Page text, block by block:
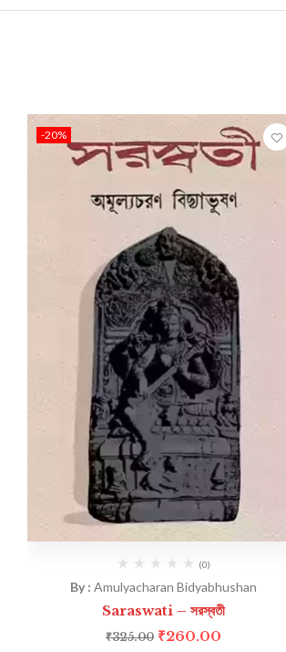
-20%
(0)
By : Amulyacharan Bidyabhushan
Saraswati – সরস্বতী
₹325.00 ₹260.00